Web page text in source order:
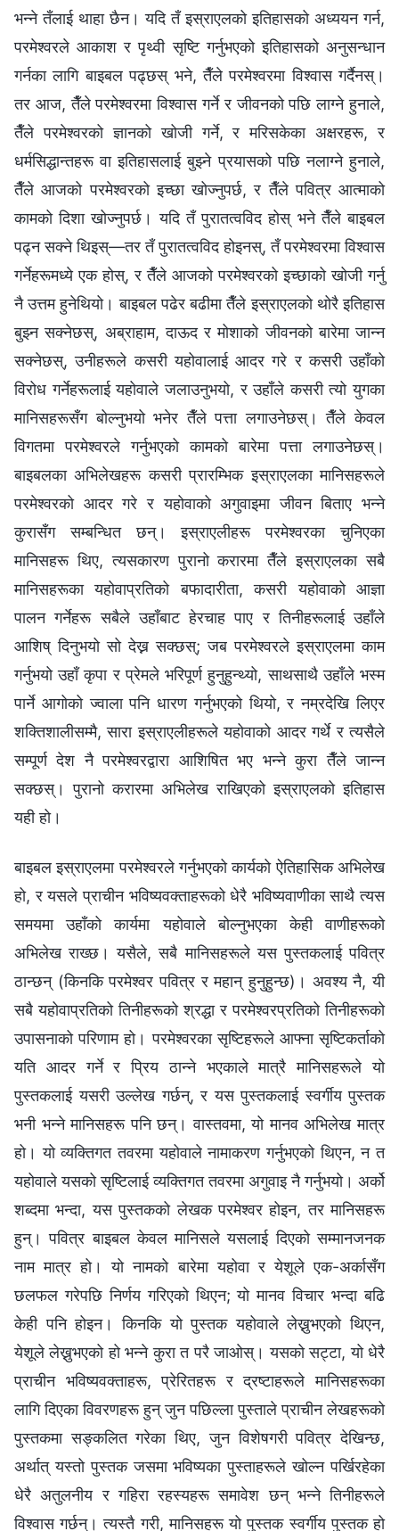
भन्ने तँलाई थाहा छैन। यदि तँ इस्राएलको इतिहासको अध्ययन गर्न,
परमेश्‍वरले आकाश र पृथ्वी सृष्टि गर्नुभएको इतिहासको अनुसन्धान
गर्नका लागि बाइबल पढ्छस् भने, तैँले परमेश्‍वरमा विश्‍वास गर्दैनस्।
तर आज, तैँले परमेश्‍वरमा विश्‍वास गर्ने र जीवनको पछि लाग्‍ने हुनाले,
तैँले परमेश्‍वरको ज्ञानको खोजी गर्ने, र मरिसकेका अक्षरहरू, र
धर्मसिद्धान्तहरू वा इतिहासलाई बुझ्‍ने प्रयासको पछि नलाग्‍ने हुनाले,
तैँले आजको परमेश्‍वरको इच्छा खोज्नुपर्छ, र तैँले पवित्र आत्माको
कामको दिशा खोज्नुपर्छ। यदि तँ पुरातत्वविद होस् भने तैँले बाइबल
पढ्न सक्ने थिइस्—तर तँ पुरातत्वविद होइनस्, तँ परमेश्‍वरमा विश्‍वास
गर्नेहरूमध्ये एक होस्, र तैँले आजको परमेश्‍वरको इच्छाको खोजी गर्नु
नै उत्तम हुनेथियो। बाइबल पढेर बढीमा तैँले इस्राएलको थोरै इतिहास
बुझ्न सक्नेछस्, अब्राहाम, दाऊद र मोशाको जीवनको बारेमा जान्न
सक्नेछस्, उनीहरूले कसरी यहोवालाई आदर गरे र कसरी उहाँको
विरोध गर्नेहरूलाई यहोवाले जलाउनुभयो, र उहाँले कसरी त्यो युगका
मानिसहरूसँग बोल्नुभयो भनेर तैँले पत्ता लगाउनेछस्। तैँले केवल
विगतमा परमेश्‍वरले गर्नुभएको कामको बारेमा पत्ता लगाउनेछस्।
बाइबलका अभिलेखहरू कसरी प्रारम्भिक इस्राएलका मानिसहरूले
परमेश्‍वरको आदर गरे र यहोवाको अगुवाइमा जीवन बिताए भन्ने
कुरासँग सम्बन्धित छन्। इस्राएलीहरू परमेश्‍वरका चुनिएका
मानिसहरू थिए, त्यसकारण पुरानो करारमा तैँले इस्राएलका सबै
मानिसहरूका यहोवाप्रतिको बफादारीता, कसरी यहोवाको आज्ञा
पालन गर्नेहरू सबैले उहाँबाट हेरचाह पाए र तिनीहरूलाई उहाँले
आशिष् दिनुभयो सो देख्न सक्छस्; जब परमेश्‍वरले इस्राएलमा काम
गर्नुभयो उहाँ कृपा र प्रेमले भरिपूर्ण हुनुहुन्थ्यो, साथसाथै उहाँले भस्म
पार्ने आगोको ज्वाला पनि धारण गर्नुभएको थियो, र नम्रदेखि लिएर
शक्तिशालीसम्मै, सारा इस्राएलीहरूले यहोवाको आदर गर्थे र त्यसैले
सम्पूर्ण देश नै परमेश्‍वरद्वारा आशिषित भए भन्‍ने कुरा तैँले जान्‍न
सक्छस्। पुरानो करारमा अभिलेख राखिएको इस्राएलको इतिहास
यही हो।
बाइबल इस्राएलमा परमेश्‍वरले गर्नुभएको कार्यको ऐतिहासिक अभिलेख
हो, र यसले प्राचीन भविष्यवक्ताहरूको धेरै भविष्यवाणीका साथै त्यस
समयमा उहाँको कार्यमा यहोवाले बोल्‍नुभएका केही वाणीहरूको
अभिलेख राख्छ। यसैले, सबै मानिसहरूले यस पुस्तकलाई पवित्र
ठान्छन् (किनकि परमेश्‍वर पवित्र र महान् हुनुहुन्छ)। अवश्य नै, यी
सबै यहोवाप्रतिको तिनीहरूको श्रद्धा र परमेश्‍वरप्रतिको तिनीहरूको
उपासनाको परिणाम हो। परमेश्‍वरका सृष्टिहरूले आफ्ना सृष्टिकर्ताको
यति आदर गर्ने र प्रिय ठान्‍ने भएकाले मात्रै मानिसहरूले यो
पुस्तकलाई यसरी उल्‍लेख गर्छन्, र यस पुस्तकलाई स्वर्गीय पुस्तक
भनी भन्‍ने मानिसहरू पनि छन्। वास्तवमा, यो मानव अभिलेख मात्र
हो। यो व्यक्तिगत तवरमा यहोवाले नामाकरण गर्नुभएको थिएन, न त
यहोवाले यसको सृष्टिलाई व्यक्तिगत तवरमा अगुवाइ नै गर्नुभयो। अर्को
शब्दमा भन्दा, यस पुस्तकको लेखक परमेश्‍वर होइन, तर मानिसहरू
हुन्। पवित्र बाइबल केवल मानिसले यसलाई दिएको सम्‍मानजनक
नाम मात्र हो। यो नामको बारेमा यहोवा र येशूले एक-अर्कासँग
छलफल गरेपछि निर्णय गरिएको थिएन; यो मानव विचार भन्दा बढि
केही पनि होइन। किनकि यो पुस्तक यहोवाले लेख्नुभएको थिएन,
येशूले लेख्नुभएको हो भन्ने कुरा त परै जाओस्। यसको सट्टा, यो धेरै
प्राचीन भविष्यवक्ताहरू, प्रेरितहरू र द्रष्टाहरूले मानिसहरूका
लागि दिएका विवरणहरू हुन् जुन पछिल्ला पुस्ताले प्राचीन लेखहरूको
पुस्तकमा सङ्कलित गरेका थिए, जुन विशेषगरी पवित्र देखिन्छ,
अर्थात् यस्तो पुस्तक जसमा भविष्यका पुस्ताहरूले खोल्न पर्खिरहेका
धेरै अतुलनीय र गहिरा रहस्यहरू समावेश छन् भन्‍ने तिनीहरूले
विश्‍वास गर्छन्। त्यस्तै गरी, मानिसहरू यो पुस्तक स्वर्गीय पुस्तक हो